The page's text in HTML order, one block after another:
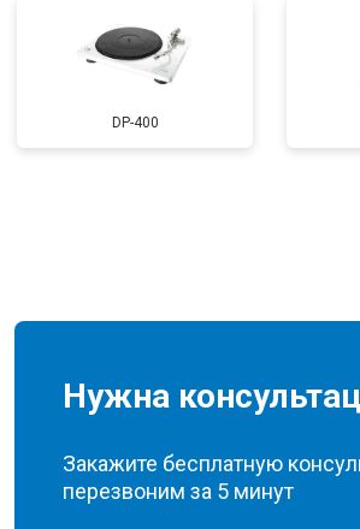
DP-400
Нужна
Закажите бесплатную
перезвоним за 5 минут